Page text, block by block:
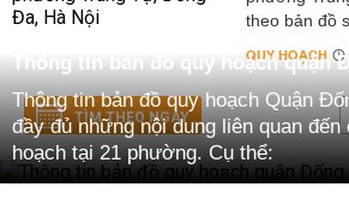
theo bản đồ
QUY HOẠCH
TÌM THEO NGÀY
Thông tin bản đồ quy hoạch quận
Thông tin bản đồ quy hoạch Quận
đầy đủ những nội dung liên quan
hoạch tại 21 phường. Cụ thể:
Gồm, 21 phường: Bản đồ quy hoạch